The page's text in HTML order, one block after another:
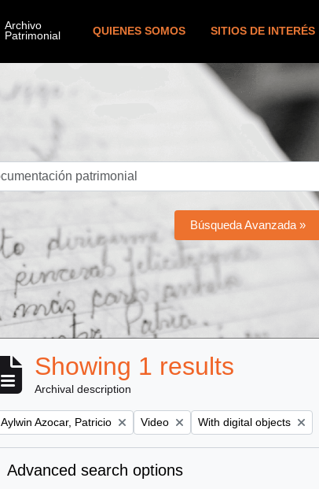
QUIENES SOMOS SITIOS DE INTERÉS
Búsqueda Avanzada »
Showing 1 results
Archival description
Remove filter:
Aylwin Azocar, Patricio Remove filter:
Video Remove filter:
With digital objects
Advanced search options